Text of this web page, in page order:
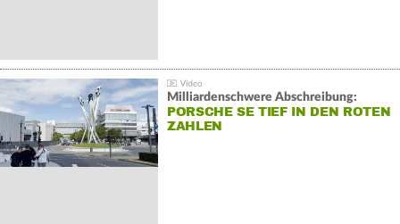
Milliardenschwere Abschreibung:
PORSCHE SE TIEF IN DEN ROTEN
ZAHLEN